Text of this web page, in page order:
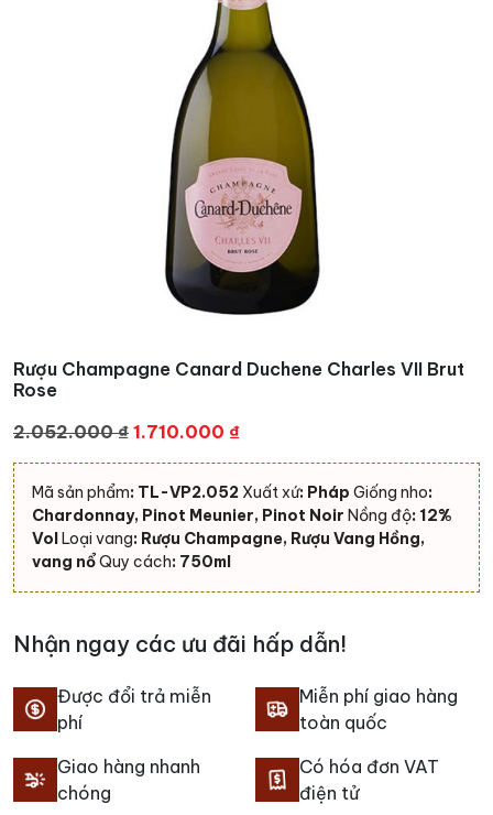
Rượu Champagne Canard Duchene Charles VII Brut
Rose
2.052.000₫ Giá
gốc
là:
2.052.000 ₫.
1.710.000 ₫Giá
hiện
tại
là:
1.710.000 ₫.
Mã sản phẩm: TL-VP2.052 Xuất xứ: Pháp Giống nho:
Chardonnay, Pinot Meunier, Pinot Noir Nồng độ: 12%
VolLoại vang: Rượu Champagne, Rượu Vang Hồng,
vang nổQuy cách: 750ml
Nhận ngay các ưu đãi hấp dẫn!
Được đổi trả miễn
phí
Miễn phí giao hàng
toàn quốc
Giao hàng nhanh
chóng
Có hóa đơn VAT
điện tử